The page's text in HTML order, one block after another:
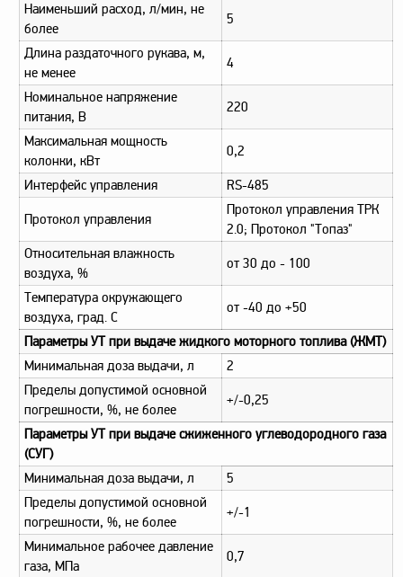
Наименьший расход, л/мин, не
более
5
Длина раздаточного рукава, м,
не менее
4
Номинальное напряжение
питания, В
220
Максимальная мощность
колонки, кВт
0,2
Интерфейс управления RS-485
Протокол управления
Протокол управления ТРК
2.0; Протокол "Топаз"
Относительная влажность
воздуха, %
от 30 до - 100
Температура окружающего
воздуха, град. С
от -40 до +50
Параметры УТ при выдаче жидкого моторного топлива (ЖМТ)
Минимальная доза выдачи, л
2
Пределы допустимой основной
погрешности, %, не более
+/-0,25
Параметры УТ при выдаче сжиженного углеводородного газа
(СУГ)
Минимальная доза выдачи, л
5
Пределы допустимой основной
погрешности, %, не более
+/-1
Минимальное рабочее давление
газа, МПа
0,7